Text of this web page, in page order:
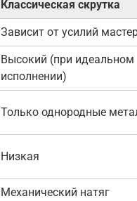
Классическая скрутка
Зависит от усилий
Высокий (при идеальном
исполнении)
Только однородные
Низкая
Механический натяг